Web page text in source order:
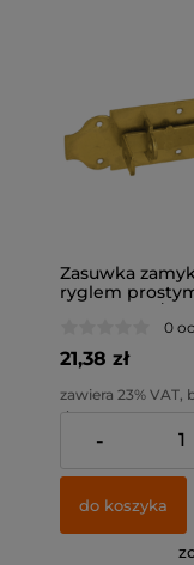
Zasuwka
ryglem
0
21,38 zł
zawiera 23% VAT,
dostawy
Cena netto:
-
do koszyka